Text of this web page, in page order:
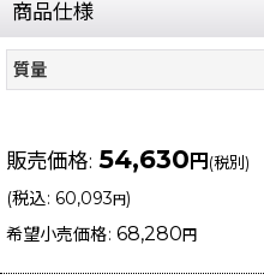
商品仕様
質量
販売価格: 54,630円(税別)
(税込: 60,093円)
希望小売価格: 68,280 円